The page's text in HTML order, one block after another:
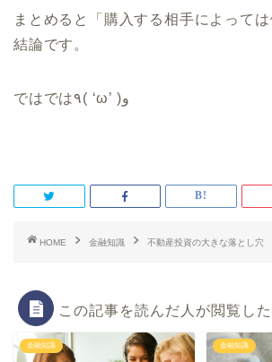
まとめると「購入する相手によって
結論です。
ではでは٩( ‘ω’ )و
HOME 金融知識 不動産投資の大きな落とし穴
この記事を読んだ人が閲覧し
金融知識 金融知識